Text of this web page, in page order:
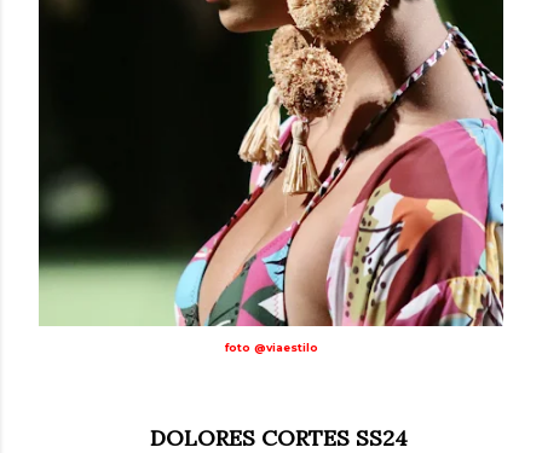
foto @viaestilo
DOLORES CORTES SS24